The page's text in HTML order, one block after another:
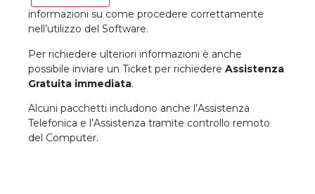
informazioni su come procedere correttamente
nell’utilizzo del Software.
Per richiedere ulteriori informazioni è anche
possibile inviare un Ticket per richiedere Assistenza
Gratuita immediata.
Alcuni pacchetti includono anche l’Assistenza
Telefonica e l’Assistenza tramite controllo remoto
del Computer.